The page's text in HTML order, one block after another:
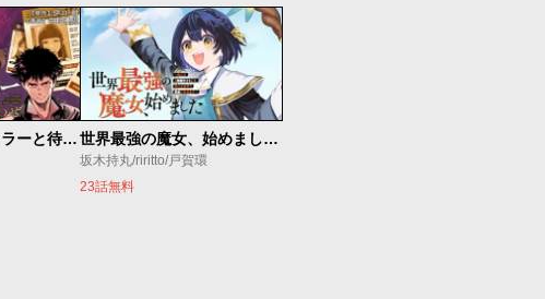
今夜もシリアルキラーと待ち合わせ 世界最強の魔女、始めました ～私だけ『攻略サイト』を見れる世界で自由に生きます～
坂木持丸/riritto/戸賀環
23話無料